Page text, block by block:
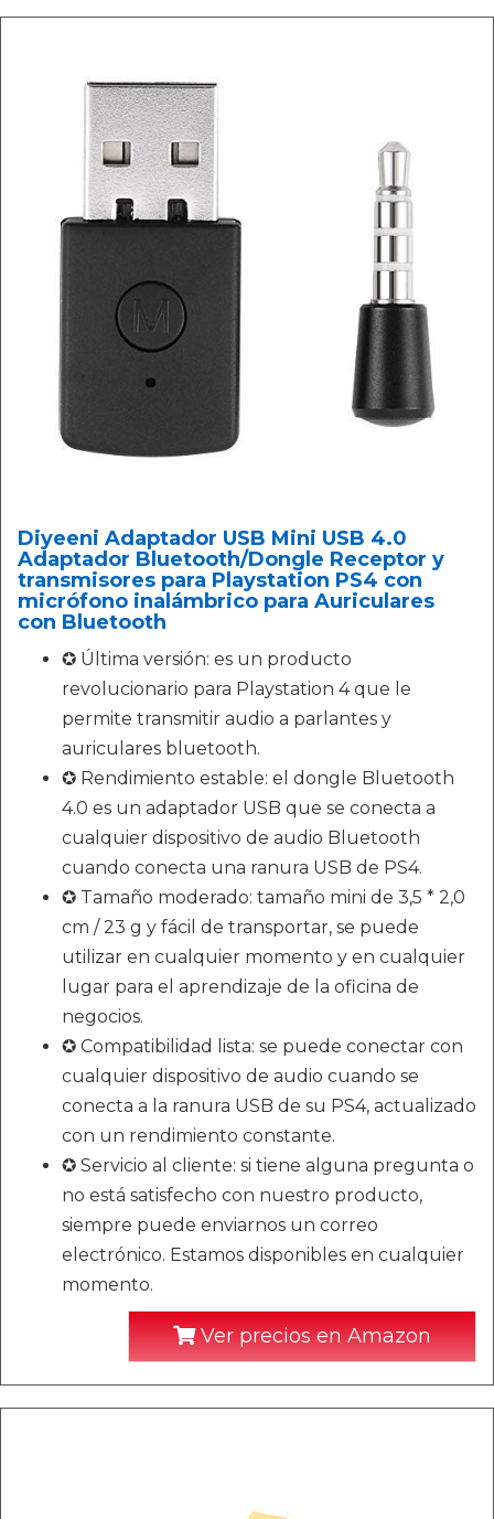
Diyeeni Adaptador USB Mini USB 4.0
Adaptador Bluetooth/Dongle Receptor y
transmisores para Playstation PS4 con
micrófono inalámbrico para Auriculares
con Bluetooth
✪ Última versión: es un producto
revolucionario para Playstation 4 que le
permite transmitir audio a parlantes y
auriculares bluetooth.
✪ Rendimiento estable: el dongle Bluetooth
4.0 es un adaptador USB que se conecta a
cualquier dispositivo de audio Bluetooth
cuando conecta una ranura USB de PS4.
✪ Tamaño moderado: tamaño mini de 3,5 * 2,0
cm / 23 g y fácil de transportar, se puede
utilizar en cualquier momento y en cualquier
lugar para el aprendizaje de la oficina de
negocios.
✪ Compatibilidad lista: se puede conectar con
cualquier dispositivo de audio cuando se
conecta a la ranura USB de su PS4, actualizado
con un rendimiento constante.
✪ Servicio al cliente: si tiene alguna pregunta o
no está satisfecho con nuestro producto,
siempre puede enviarnos un correo
electrónico. Estamos disponibles en cualquier
momento.
Ver precios en Amazon